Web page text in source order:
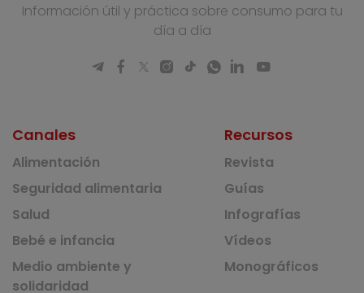
Información útil y práctica sobre consumo para tu
día a día
Canales
Alimentación
Seguridad alimentaria
Salud
Bebé e infancia
Medio ambiente y
solidaridad
Recursos
Revista
Guías
Infografías
Vídeos
Monográficos